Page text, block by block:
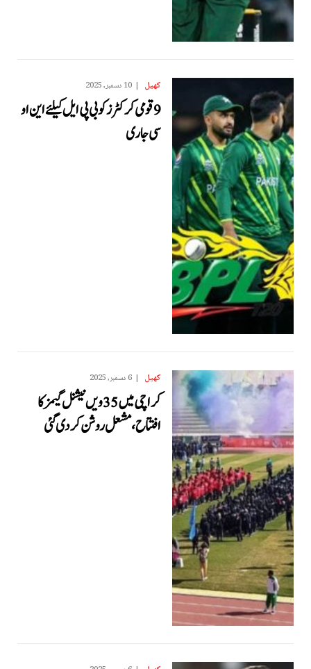
کھیل 10 دسمبر, 2025
9 قومی کرکٹرز کو بی پی ایل کیلئے این او
سی جاری
کھیل 6 دسمبر, 2025
کراچی میں 35 ویں نیشنل گیمز کا
افتتاح، مشعل روشن کر دی گئی